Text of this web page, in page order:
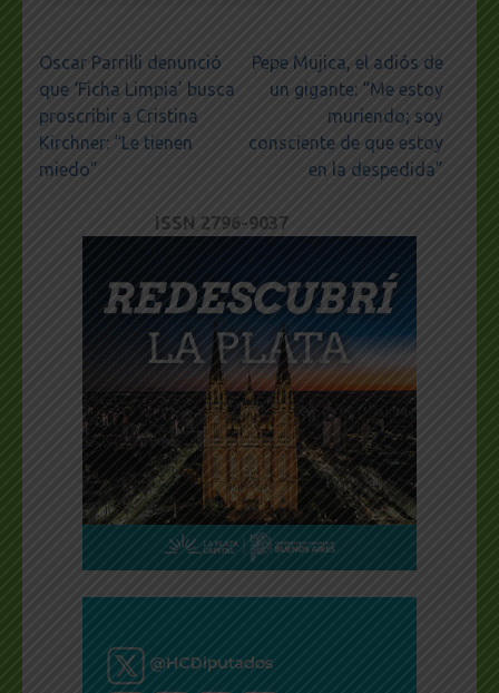
Navegación
de
entradas
Oscar Parrilli denunció
que ‘Ficha Limpia’ busca
proscribir a Cristina
Kirchner: “Le tienen
miedo”
Pepe Mujica, el adiós de
un gigante: “Me estoy
muriendo; soy
consciente de que estoy
en la despedida”
ISSN 2796-9037